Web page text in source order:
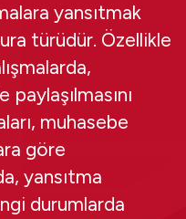
yansıtmak
türüdür. Özellikle
muhasebe
göre
yansıtma
durumlarda